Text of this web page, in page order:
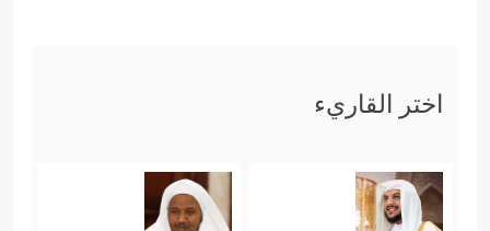
اختر القاريء